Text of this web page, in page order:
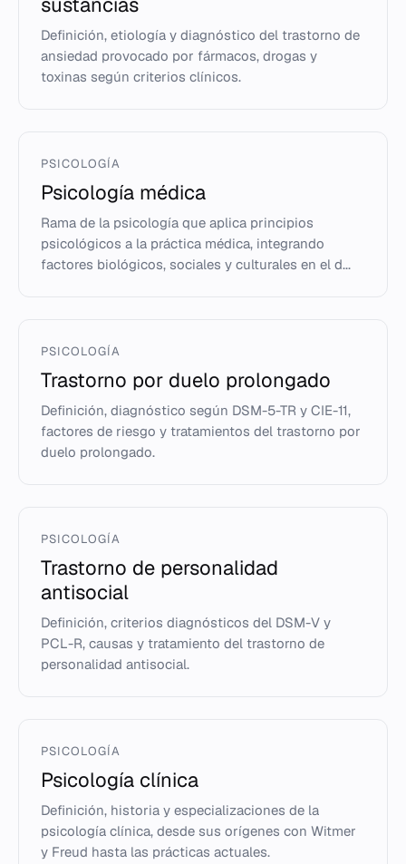
Definición, etiología y diagnóstico del trastorno de
ansiedad provocado por fármacos, drogas y
toxinas según criterios clínicos.
PSICOLOGÍA
Psicología médica
Rama de la psicología que aplica principios
psicológicos a la práctica médica, integrando
factores biológicos, sociales y culturales en el d...
PSICOLOGÍA
Trastorno por duelo prolongado
Definición, diagnóstico según DSM-5-TR y CIE-11,
factores de riesgo y tratamientos del trastorno por
duelo prolongado.
PSICOLOGÍA
Trastorno de personalidad
antisocial
Definición, criterios diagnósticos del DSM-V y
PCL-R, causas y tratamiento del trastorno de
personalidad antisocial.
PSICOLOGÍA
Psicología clínica
Definición, historia y especializaciones de la
psicología clínica, desde sus orígenes con Witmer
y Freud hasta las prácticas actuales.